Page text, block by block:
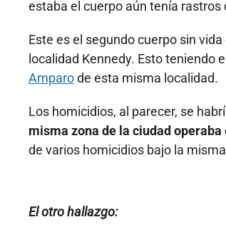
estaba el cuerpo aún tenía rastros
Este es el segundo cuerpo sin
localidad Kennedy. Esto teniendo
Amparode esta misma localidad.
Los homicidios, al parecer, se
misma zona de la ciudad operaba
de varios homicidios bajo la
El otro hallazgo: